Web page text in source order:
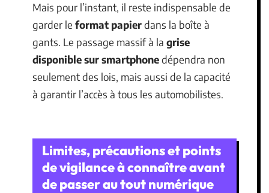
Mais pour l’instant, il reste indispensable de
garder le format papierdans la boîte à
gants. Le passage massif à la grise
disponible sur smartphonedépendra non
seulement des lois, mais aussi de la capacité
à garantir l’accès à tous les automobilistes.
Limites, précautions et points
de vigilance à connaître avant
de passer au tout numérique